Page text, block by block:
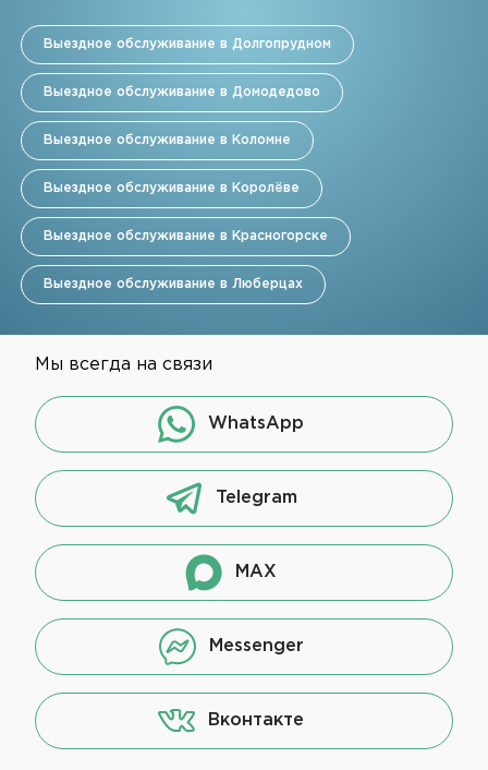
Выездное обслуживание в Долгопрудном
Выездное обслуживание в Домодедово
Выездное обслуживание в Коломне
Выездное обслуживание в Королёве
Выездное обслуживание в Красногорске
Выездное обслуживание в Люберцах
Мы всегда на связи
WhatsApp
Telegram
MAX
Messenger
Вконтакте